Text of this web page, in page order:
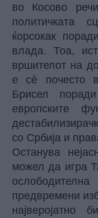
во Косово
политичката
ќорсокак
влада. Тоа,
вршителот на
е сè почесто
Брисел
европските
со Србија и
Останува
можел да игра
предвремени
најверојатно